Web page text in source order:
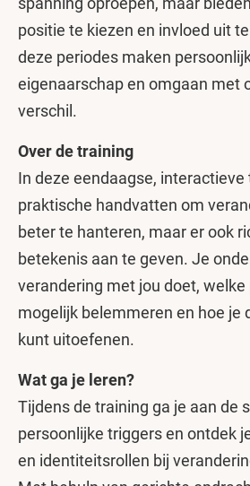
positie te kiezen en invloed uit
deze periodes maken
eigenaarschap en omgaan met
verschil.
Over de training
In deze eendaagse, interactieve
praktische handvatten om
beter te hanteren, maar er ook
betekenis aan te geven. Je
verandering met jou doet, welke
mogelijk belemmeren en hoe je
kunt uitoefenen.
Wat ga je leren?
Tijdens de training ga je aan de
persoonlijke triggers en ontdek
en identiteitsrollen bij